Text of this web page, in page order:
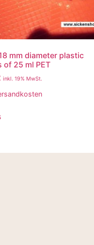
mm diameter plastic
of 25 ml PET
inkl. 19% MwSt.